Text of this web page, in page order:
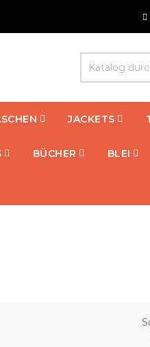
JACKETS
BÜCHER BLEI